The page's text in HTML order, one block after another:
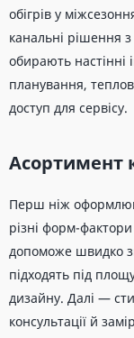
обігрів у
канальні рішення
обирають настінні
планування,
доступ для сервісу.
Асортимент
Перш ніж
різні форм-
допоможе швидко
підходять під
дизайну. Далі —
консультації й